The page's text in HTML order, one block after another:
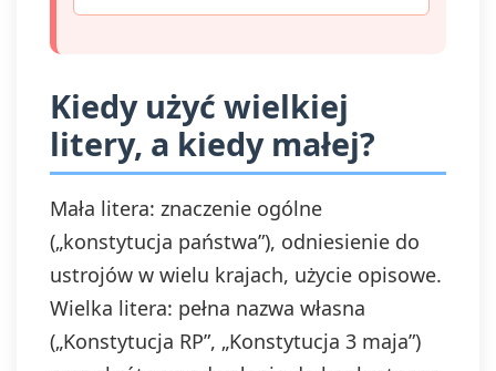
Kiedy użyć wielkiej
litery, a kiedy małej?
Mała litera: znaczenie ogólne
(„konstytucja państwa”), odniesienie do
ustrojów w wielu krajach, użycie opisowe.
Wielka litera: pełna nazwa własna
(„Konstytucja RP”, „Konstytucja 3 maja”)